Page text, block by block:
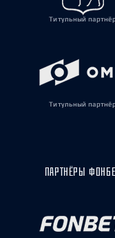
Титульный
Титульный
ПАРТНЁРЫ